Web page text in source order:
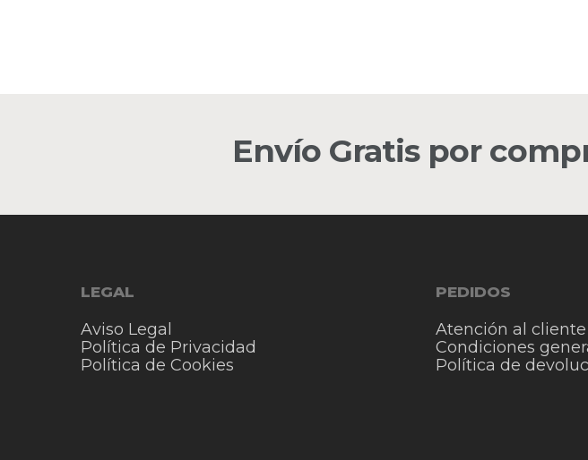
Envío Gratis por
LEGAL
Aviso Legal
Política de Privacidad
Política de Cookies
PEDIDOS
Atención al cliente
Condiciones
Política de